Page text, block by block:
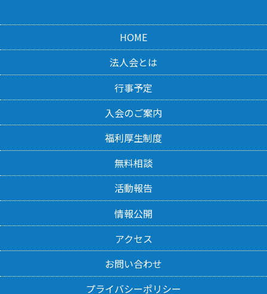
HOME
法人会とは
行事予定
入会のご案内
福利厚生制度
無料相談
活動報告
情報公開
アクセス
お問い合わせ
プライバシーポリシー